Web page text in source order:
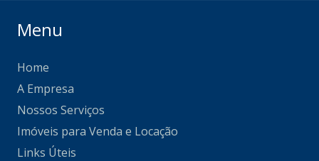
Menu
Home
A Empresa
Nossos Serviços
Imóveis para Venda e Locação
Links Úteis